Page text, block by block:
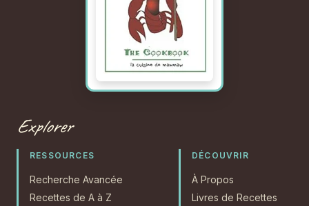
Explorer
RESSOURCES
Recherche Avancée
Recettes de A à Z
DÉCOUVRIR
À Propos
Livres de Recettes